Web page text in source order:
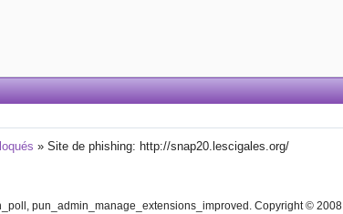
»Site de phishing: http://snap20.lescigales.org/
pun_admin_manage_extensions_improved. Copyright © 2008